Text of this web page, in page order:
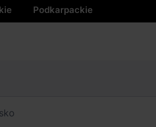
Podkarpackie